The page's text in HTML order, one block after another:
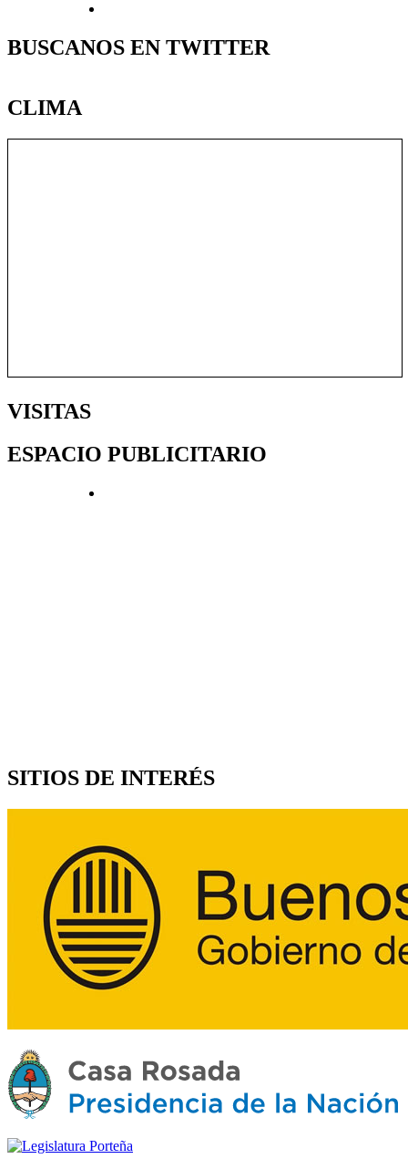
BUSCANOS EN TWITTER
CLIMA
VISITAS
ESPACIO PUBLICITARIO
SITIOS DE INTERÉS